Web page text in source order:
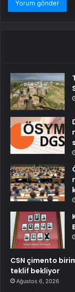
CSN çimento
teklif bekliyor
Ağustos 6, 2026